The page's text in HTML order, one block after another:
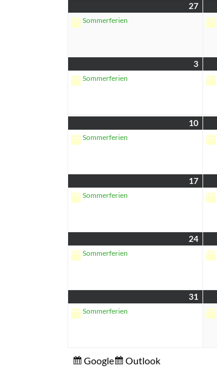
27
Sommerferien
3
Sommerferien
10
Sommerferien
17
Sommerferien
24
Sommerferien
31
Sommerferien
Eintragen
Google
Eintragen
Outlook